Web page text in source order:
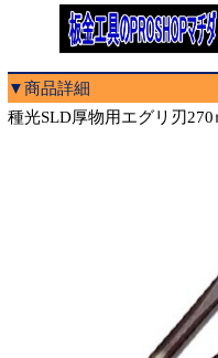
▼商品詳細
種光SLD厚物用エグリ刃270